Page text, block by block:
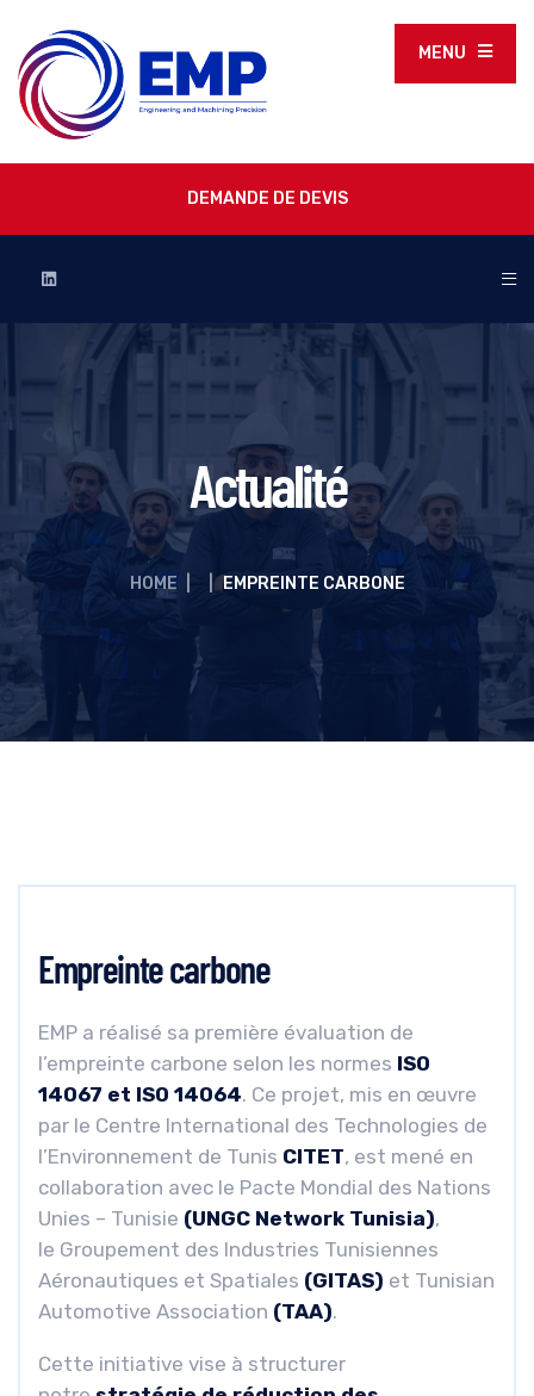
MENU
DEMANDE DE DEVIS
Actualité
HOME EMPREINTE CARBONE
Empreinte carbone
EMP a réalisé sa première évaluation de
l’empreinte carbone selon les normes ISO
14067 et ISO 14064. Ce projet, mis en œuvre
par le Centre International des Technologies de
l’Environnement de Tunis CITET, est mené en
collaboration avec le Pacte Mondial des Nations
Unies – Tunisie (UNGC Network Tunisia),
le Groupement des Industries Tunisiennes
Aéronautiques et Spatiales (GITAS) et Tunisian
Automotive Association (TAA).
Cette initiative vise à structurer